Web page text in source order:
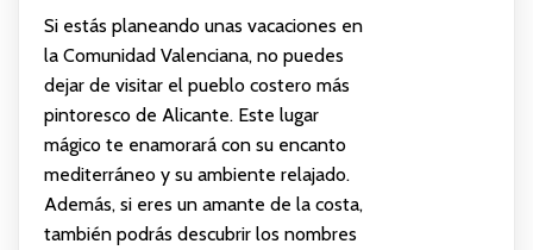
Si estás planeando unas vacaciones en
la Comunidad Valenciana, no puedes
dejar de visitar el pueblo costero más
pintoresco de Alicante. Este lugar
mágico te enamorará con su encanto
mediterráneo y su ambiente relajado.
Además, si eres un amante de la costa,
también podrás descubrir los nombres